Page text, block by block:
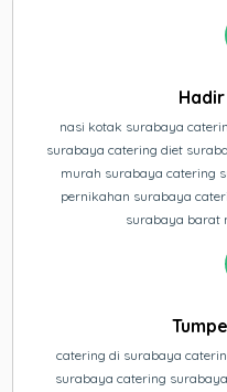
nasi kotak surabaya
surabaya catering diet
murah surabaya catering
pernikahan surabaya
surabaya barat
catering di surabaya
surabaya catering